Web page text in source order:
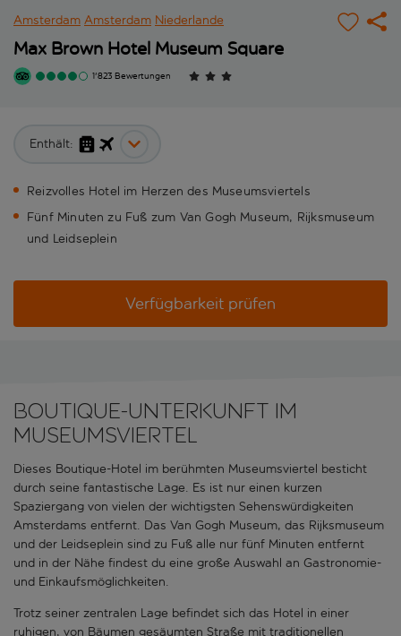
Amsterdam Amsterdam Niederlande
Max Brown Hotel Museum Square
1'823 Bewertungen
Enthält:
Reizvolles Hotel im Herzen des Museumsviertels
Fünf Minuten zu Fuß zum Van Gogh Museum, Rijksmuseum
und Leidseplein
Verfügbarkeit prüfen
Boutique-Unterkunft im
Museumsviertel
Dieses Boutique-Hotel im berühmten Museumsviertel besticht
durch seine fantastische Lage. Es ist nur einen kurzen
Spaziergang von vielen der wichtigsten Sehenswürdigkeiten
Amsterdams entfernt. Das Van Gogh Museum, das Rijksmuseum
und der Leidseplein sind zu Fuß alle nur fünf Minuten entfernt
und in der Nähe findest du eine große Auswahl an Gastronomie-
und Einkaufsmöglichkeiten.
Trotz seiner zentralen Lage befindet sich das Hotel in einer
ruhigen, von Bäumen gesäumten Straße mit traditionellen